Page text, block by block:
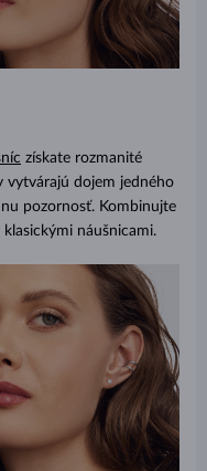
získate rozmanité
vytvárajú dojem jedného
pozornosť. Kombinujte
náušnicami.